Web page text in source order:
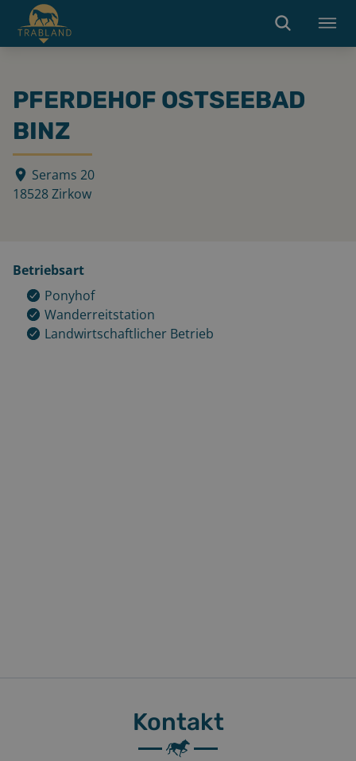
PFERDEHOF OSTSEEBAD
BINZ
Serams 20
18528Zirkow
Betriebsart
Ponyhof
Wanderreitstation
Landwirtschaftlicher Betrieb
Kontakt